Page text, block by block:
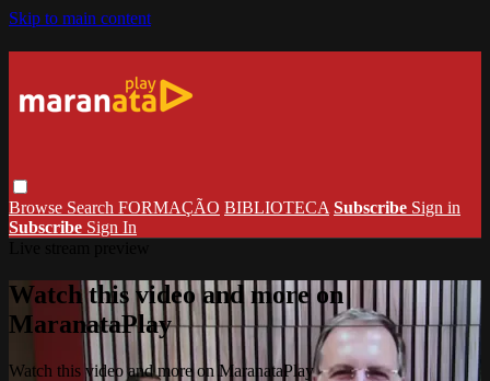
Skip to main content
Browse Search FORMAÇÃO BIBLIOTECA Subscribe Sign in
Subscribe Sign In
Watch this video and more on
MaranataPlay
Watch this video and more on MaranataPlay